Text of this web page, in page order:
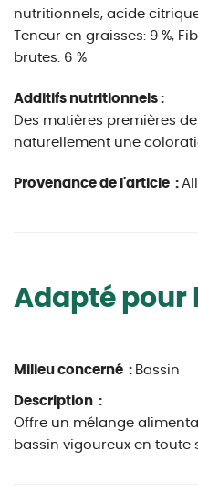
nutritionnels, acide
Teneur en graisses: 9 %,
brutes: 6 %
Additifs nutritionnels :
Des matières premières
naturellement une
Provenance de l'article :
Adapté pour
Milieu concerné : Bassin
Description :
Offre un mélange
bassin vigoureux en toute